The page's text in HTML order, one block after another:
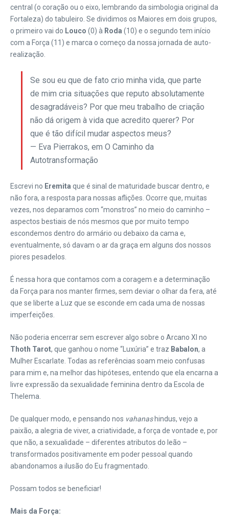
central (o coração ou o eixo, lembrando da simbologia original da
Fortaleza) do tabuleiro. Se dividimos os Maiores em dois grupos,
o primeiro vai do Louco (0) à Roda (10) e o segundo tem início
com a Força (11) e marca o começo da nossa jornada de auto-
realização.
Se sou eu que de fato crio minha vida, que parte
de mim cria situações que reputo absolutamente
desagradáveis? Por que meu trabalho de criação
não dá origem à vida que acredito querer? Por
que é tão difícil mudar aspectos meus?
— Eva Pierrakos, em O Caminho da
Autotransformação
Escrevi no Eremita que é sinal de maturidade buscar dentro, e
não fora, a resposta para nossas aflições. Ocorre que, muitas
vezes, nos deparamos com “monstros” no meio do caminho –
aspectos bestiais de nós mesmos que por muito tempo
escondemos dentro do armário ou debaixo da cama e,
eventualmente, só davam o ar da graça em alguns dos nossos
piores pesadelos.
É nessa hora que contamos com a coragem e a determinação
da Força para nos manter firmes, sem deviar o olhar da fera, até
que se liberte a Luz que se esconde em cada uma de nossas
imperfeições.
Não poderia encerrar sem escrever algo sobre o Arcano XI no
Thoth Tarot, que ganhou o nome “Luxúria” e traz Babalon, a
Mulher Escarlate. Todas as referências soam meio confusas
para mim e, na melhor das hipóteses, entendo que ela encarna a
livre expressão da sexualidade feminina dentro da Escola de
Thelema.
De qualquer modo, e pensando nos vahanashindus, vejo a
paixão, a alegria de viver, a criatividade, a força de vontade e, por
que não, a sexualidade – diferentes atributos do leão –
transformados positivamente em poder pessoal quando
abandonamos a ilusão do Eu fragmentado.
Possam todos se beneficiar!
Mais da Força: